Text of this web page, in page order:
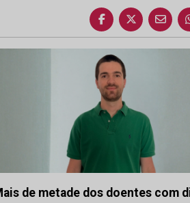
de metade dos doentes com